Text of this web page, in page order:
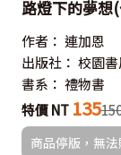
路燈下的夢
作者： 連加恩
出版社： 校園
書系： 禮物書
特價 NT 135
商品停版，無